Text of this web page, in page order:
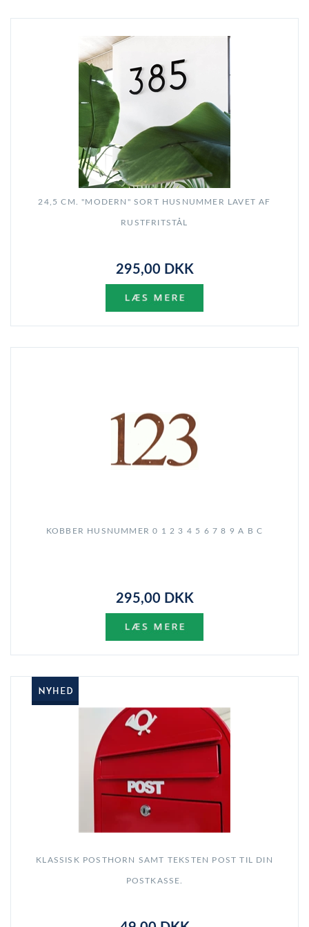
24,5 CM. "MODERN" SORT HUSNUMMER LAVET AF
RUSTFRITSTÅL
295,00 DKK
KOBBER HUSNUMMER 0 1 2 3 4 5 6 7 8 9 A B C
295,00 DKK
KLASSISK POSTHORN SAMT TEKSTEN POST TIL DIN
POSTKASSE.